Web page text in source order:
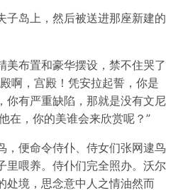
子岛上，然后被送进那座新建的
美布置和豪华摆设，禁不住哭了
啊，宫殿！凭安拉起誓，你是
你有严重缺陷，那就是没有文尼
在，你的美谁会来欣赏呢？”
，便命令侍仆、侍女们张网逮鸟
里喂养。侍仆们完全照办。沃尔
处境，思念意中人之情油然而